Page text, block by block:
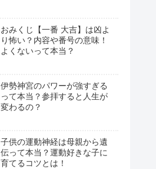
おみくじ【一番 大吉】は凶よ
り怖い？内容や番号の意味！
よくないって本当？
伊勢神宮のパワーが強すぎる
って本当？参拝すると人生が
変わるの？
子供の運動神経は母親から遺
伝って本当？運動好きな子に
育てるコツとは！